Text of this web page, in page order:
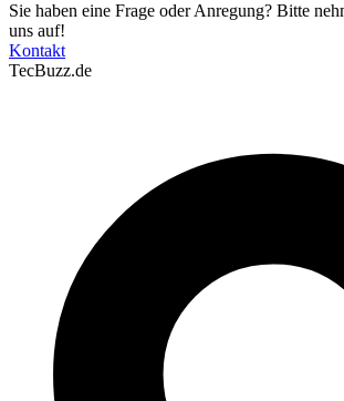
Sie haben eine Frage oder Anregung? Bitte
uns auf!
Kontakt
TecBuzz.de